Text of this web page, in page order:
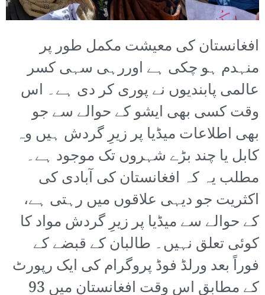
افغانستان کی معیشت مکمل طور پر
منہدم ہو چکی ہے اوررہی سہی کسر
عالمی پابندیوں نے پوری کر دی ہے۔ اس
وقت کسی بھی ایشو کے حوالے سے جو
بھی اطلاعات میڈیا پر زیرِ گردش ہیں وہ
کابل یا چند بڑے شہروں تک موجود ہے۔
مطلب یہ کہ افغانستان کی آبادی کی
اکثریت جو دیہی علاقوں میں رہتی ہے،
کے حوالے سے میڈیا پر زیرِ گردش مواد کا
کوئی تعلق نہیں۔ طالبان کے قبضے کے
فوراً بعد ورلڈ فوڈ پروگرام کی ایک رپورٹ
کے مطابق اس وقت افغانستان میں 93